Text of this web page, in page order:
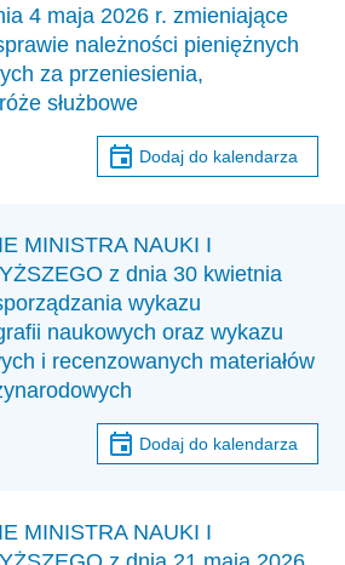
4 maja 2026 r. zmieniające
należności pieniężnych
za przeniesienia,
służbowe
Dodaj do kalendarza
MINISTRA NAUKI I
z dnia 30 kwietnia
wykazu
naukowych oraz wykazu
i recenzowanych materiałów
Dodaj do kalendarza
MINISTRA NAUKI I